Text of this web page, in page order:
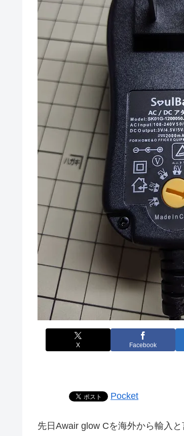
X Facebook
Pocket
先日Awair glow Cを海外から輸入